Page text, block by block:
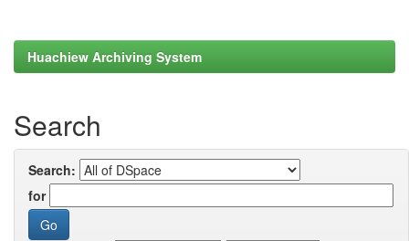
Huachiew Archiving System
Search
Search:
for